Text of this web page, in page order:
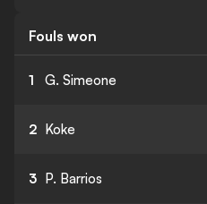
Fouls won
1 G. Simeone
2 Koke
3 P. Barrios